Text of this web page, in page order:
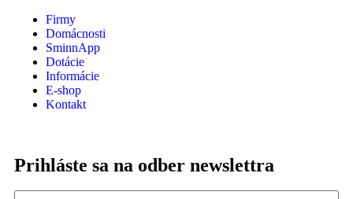
Firmy
Domácnosti
SminnApp
Dotácie
Informácie
E-shop
Kontakt
Prihláste sa na odber newslettra